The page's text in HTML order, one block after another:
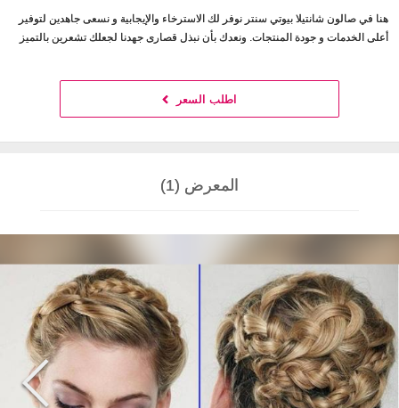
هنا في صالون شانتيلا بيوتي سنتر نوفر لك الاسترخاء والإيجابية و نسعى جاهدين لتوفير
أعلى الخدمات و جودة المنتجات. ونعدك بأن نبذل قصارى جهدنا لجعلك تشعرين بالتميز
اطلب السعر
المعرض (1)